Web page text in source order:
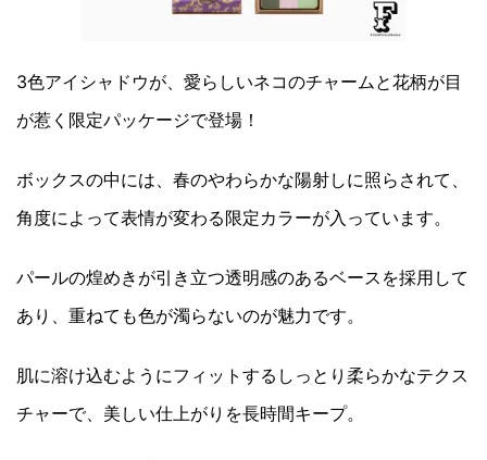
3色アイシャドウが、愛らしいネコのチャームと花柄が目
が惹く限定パッケージで登場！
ボックスの中には、春のやわらかな陽射しに照らされて、
角度によって表情が変わる限定カラーが入っています。
パールの煌めきが引き立つ透明感のあるベースを採用して
あり、重ねても色が濁らないのが魅力です。
肌に溶け込むようにフィットするしっとり柔らかなテクス
チャーで、美しい仕上がりを長時間キープ。